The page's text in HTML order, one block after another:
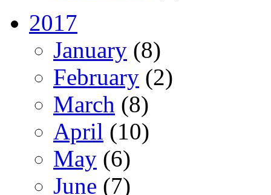
2017
January (8)
February (2)
March (8)
April (10)
May (6)
June (7)